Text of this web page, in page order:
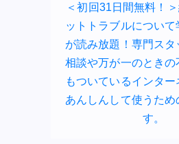
＜初回31日間無料！
ットトラブルについ
が読み放題！専門ス
相談や万が一のとき
もついているインター
あんしんして使うた
す。